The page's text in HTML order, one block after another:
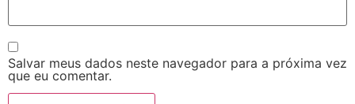
Salvar meus dados neste navegador para a próxima vez
que eu comentar.